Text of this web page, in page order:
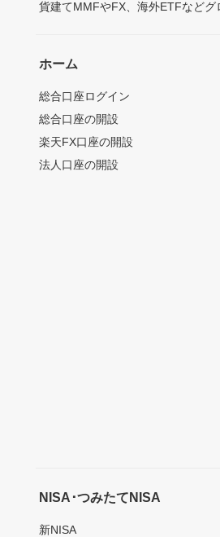
貨建てMMFやFX、海外ETFなど
ホーム
総合口座ログイン
総合口座の開設
楽天FX口座の開設
法人口座の開設
NISA･つみたてNISA
新NISA